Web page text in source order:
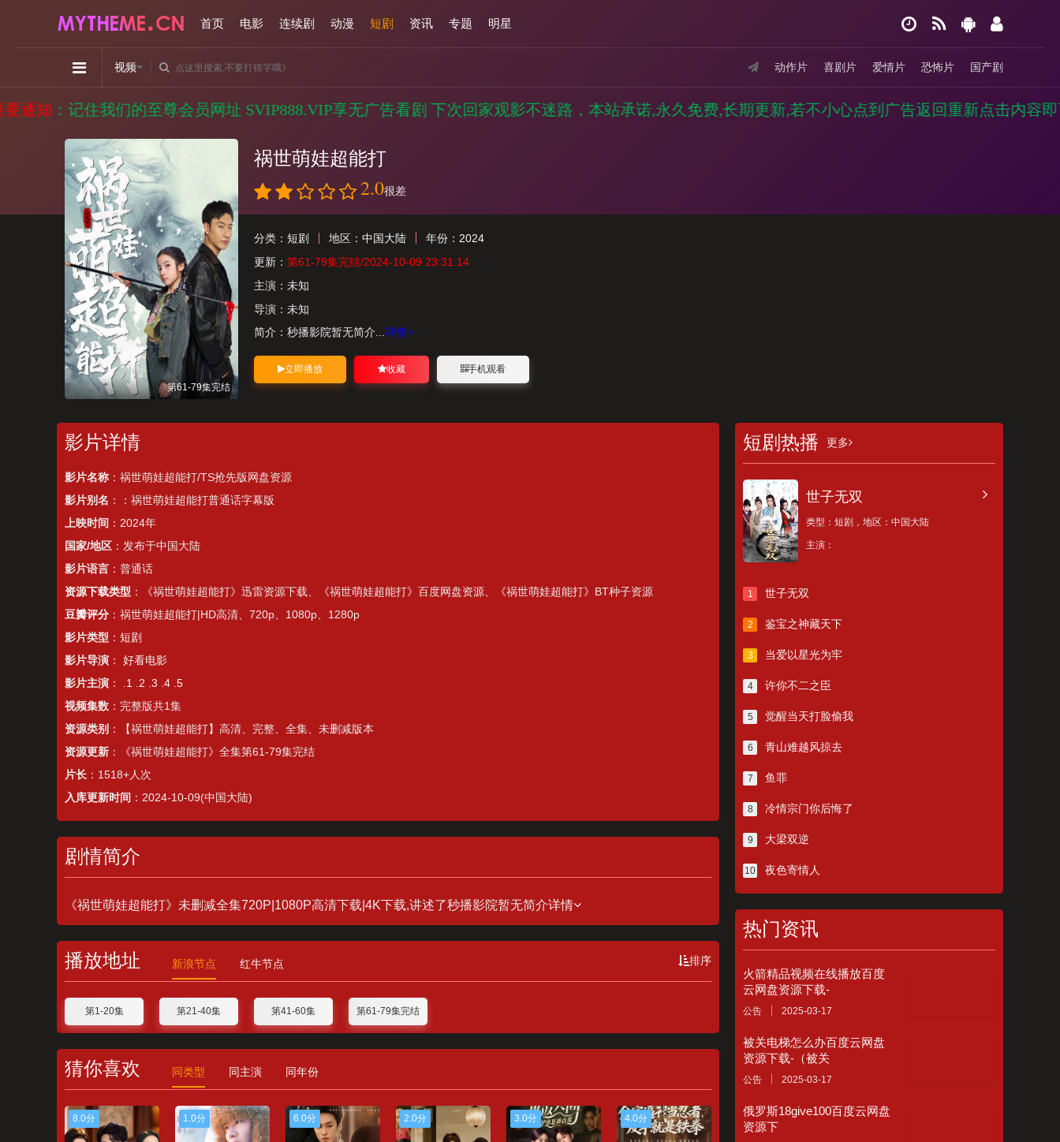
首页 电影 连续剧 动漫 短剧 资讯 专题 明星
动作片 喜剧片 爱情片 恐怖片 国产剧
视频
记住我们的至尊会员网址 SVIP888.VIP享无广告看剧 下次回家观影不迷路，本站承诺,永久免费,长期更新,若不小心点到广告返回重新点击内容即可,有
第61-79集完结
祸世萌娃超能打
2.0很差
分类： 短剧 地区： 中国大陆 年份： 2024
更新： 第61-79集完结/2024-10-09 23:31:14
主演： 未知
导演： 未知
简介： 秒播影院暂无简介... 详情
立即播放 收藏 手机观看
影片详情
影片名称 ：祸世萌娃超能打/TS抢先版网盘资源
影片别名 ：：祸世萌娃超能打普通话字幕版
上映时间 ：2024年
国家/地区 ：发布于中国大陆
影片语言 ：普通话
资源下载类型 ：《祸世萌娃超能打》迅雷资源下载、《祸世萌娃超能打》百度网盘资源、《祸世萌娃超能打》BT种子资源
豆瓣评分 ：祸世萌娃超能打|HD高清、720p、1080p、1280p
影片类型 ： 短剧
影片导演 ：
好看电影
影片主演 ： .1 .2 .3 .4 .5
视频集数 ：完整版共1集
资源类别 ：【祸世萌娃超能打】高清、完整、全集、未删减版本
资源更新 ：《祸世萌娃超能打》全集第61-79集完结
片长 ：1518+人次
入库更新时间 ：2024-10-09(中国大陆)
剧情简介
《祸世萌娃超能打》未删减全集720P|1080P高清下载|4K下载,讲述了秒播影院暂无简介详情
排序
播放地址 新浪节点 红牛节点
第1-20集 第21-40集 第41-60集 第61-79集完结
猜你喜欢 同类型 同主演 同年份
8.0分 1.0分 6.0分 2.0分 3.0分 4.0分
短剧热播 更多
世子无双
类型： 短剧， 地区： 中国大陆
主演：
1 世子无双
2 鉴宝之神藏天下
3 当爱以星光为牢
4 许你不二之臣
5 觉醒当天打脸偷我
6 青山难越风掠去
7 鱼罪
8 冷情宗门你后悔了
9 大梁双逆
10 夜色寄情人
热门资讯
火箭精品视频在线播放百度
云网盘资源下载-
公告 2025-03-17
被关电梯怎么办百度云网盘
资源下载-（被关
公告 2025-03-17
俄罗斯18give100百度云网盘
资源下